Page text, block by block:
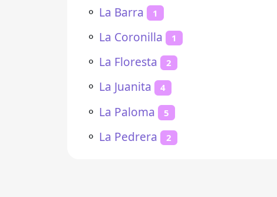
⚬ La Barra 1
⚬ La Coronilla 1
⚬ La Floresta 2
⚬ La Juanita 4
⚬ La Paloma 5
⚬ La Pedrera 2